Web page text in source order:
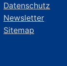
Datenschutz
Newsletter
Sitemap